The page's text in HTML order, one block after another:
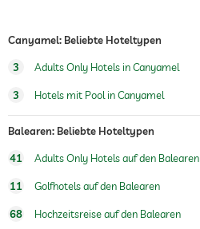
Personaltrainer auf Anfrage
Wellnessmassagen
Canyamel: Beliebte Hoteltypen
3 Adults Only Hotels in Canyamel
3 Hotels mit Pool in Canyamel
Balearen: Beliebte Hoteltypen
41 Adults Only Hotels auf den Balearen
11 Golfhotels auf den Balearen
68 Hochzeitsreise auf den Balearen